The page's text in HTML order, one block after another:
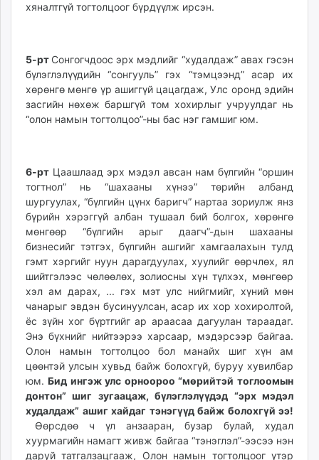
хяналтгүй тогтолцоог бүрдүүлж ирсэн.
5-рт Сонгогчдоос эрх мэдлийг “худалдаж” авах гэсэн
бүлэглэлүүдийн “сонгууль” гэх “тэмцээнд” асар их
хөрөнгө мөнгө үр ашиггүй цацагдаж, Улс оронд эдийн
засгийн нөхөж баршгүй том хохирлыг учруулдаг нь
“олон намын тогтолцоо”-ны бас нэг гамшиг юм.
6-рт Цаашлаад эрх мэдэл авсан нам бүлгийн “оршин
тогтнол” нь “шахааны хүнээ” төрийн албанд
шургуулах, “бүлгийн цүнх баригч” нартаа зориулж янз
бүрийн хэрэггүй албан тушаал бий болгох, хөрөнгө
мөнгөөр “бүлгийн арыг даагч”-дын шахааны
бизнесийг тэтгэх, бүлгийн ашгийг хамгаалахын тулд
гэмт хэргийг нуун дарагдуулах, хуулийг өөрчлөх, ял
шийтгэлээс чөлөөлөх, золиосны хүн түлхэх, мөнгөөр
хэл ам дарах, ... гэх мэт улс нийгмийг, хүний мөн
чанарыг эвдэн бусинуулсан, асар их хор хохиролтой,
ёс зүйн хог бүртгийг ар араасаа дагуулан тараадаг.
Энэ бүхнийг нийтээрээ харсаар, мэдэрсээр байгаа.
Олон намын тогтолцоо бол манайх шиг хүн ам
цөөнтэй улсын хувьд байж болохгүй, буруу хувилбар
юм. Бид ингэж улс орноороо “мөрийтэй тоглоомын
донтон” шиг зугаацаж, бүлэглэлүүдэд “эрх мэдэл
худалдаж” ашиг хайдаг тэнэгүүд байж болохгүй ээ!
Өөрсдөө ч үл анзааран, бузар булай, худал
хуурмагийн намагт живж байгаа “тэнэглэл”-ээсээ нэн
даруй татгалзацгааж, Олон намын тогтолцоог үтэр